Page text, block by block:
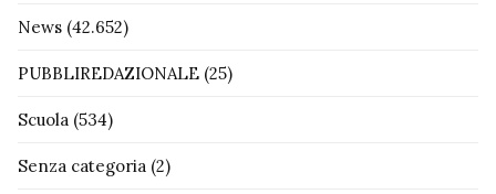
News (42.652)
PUBBLIREDAZIONALE (25)
Scuola (534)
Senza categoria (2)